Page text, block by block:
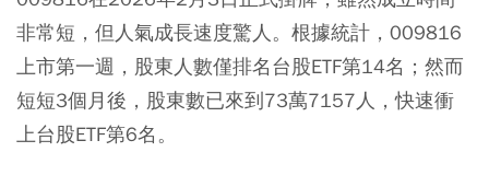
非常短，但人氣成長速度驚人。根據統計，009816
上市第一週，股東人數僅排名台股ETF第14名；然而
短短3個月後，股東數已來到73萬7157人，快速衝
上台股ETF第6名。